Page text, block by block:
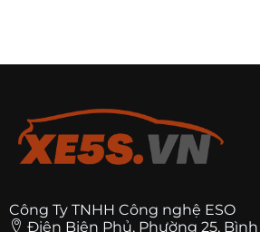
Công Ty TNHH Công nghệ ESO
Điện Biên Phủ, Phường 25,